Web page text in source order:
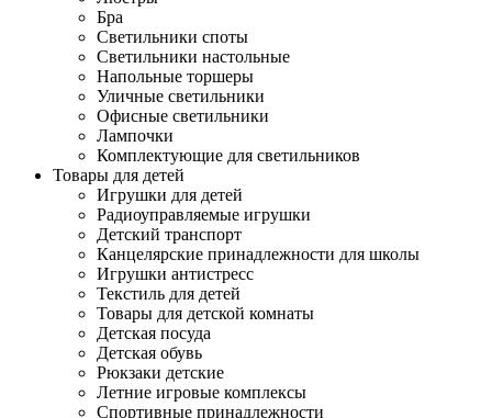
Бра
Светильники споты
Светильники настольные
Напольные торшеры
Уличные светильники
Офисные светильники
Лампочки
Комплектующие для светильников
Товары для детей
Игрушки для детей
Радиоуправляемые игрушки
Детский транспорт
Канцелярские принадлежности для школы
Игрушки антистресс
Текстиль для детей
Товары для детской комнаты
Детская посуда
Детская обувь
Рюкзаки детские
Летние игровые комплексы
Спортивные принадлежности